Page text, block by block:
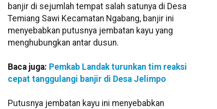
banjir di sejumlah tempat salah satunya di Desa
Temiang Sawi Kecamatan Ngabang, banjir ini
menyebabkan putusnya jembatan kayu yang
menghubungkan antar dusun.
Baca juga: Pemkab Landak turunkan tim reaksi
cepat tanggulangi banjir di Desa Jelimpo
Putusnya jembatan kayu ini menyebabkan